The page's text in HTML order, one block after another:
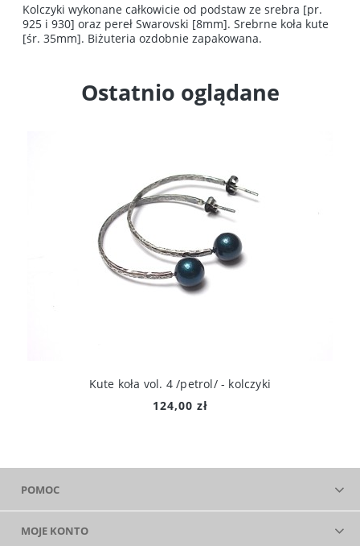
Kolczyki wykonane całkowicie od podstaw ze srebra [pr.
925 i 930] oraz pereł Swarovski [8mm]. Srebrne koła kute
[śr. 35mm]. Biżuteria ozdobnie zapakowana.
Ostatnio oglądane
Kute koła vol. 4 /petrol/ - kolczyki
124,00 zł
POMOC
MOJE KONTO